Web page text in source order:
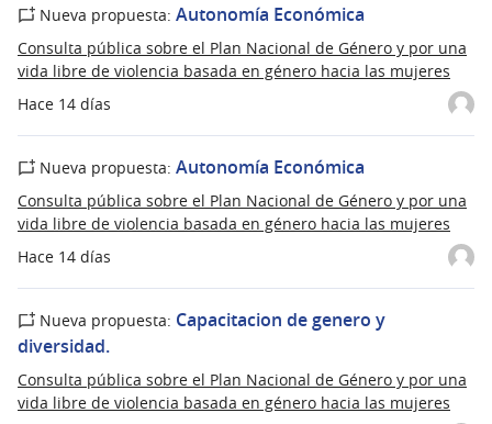
Hace 14 días
Nueva propuesta: Autonomía Económica
Consulta pública sobre el Plan Nacional de Género y por una
vida libre de violencia basada en género hacia las mujeres
Hace 14 días
Nueva propuesta: Autonomía Económica
Consulta pública sobre el Plan Nacional de Género y por una
vida libre de violencia basada en género hacia las mujeres
Nueva propuesta: Capacitacion de genero y
diversidad.
Consulta pública sobre el Plan Nacional de Género y por una
vida libre de violencia basada en género hacia las mujeres